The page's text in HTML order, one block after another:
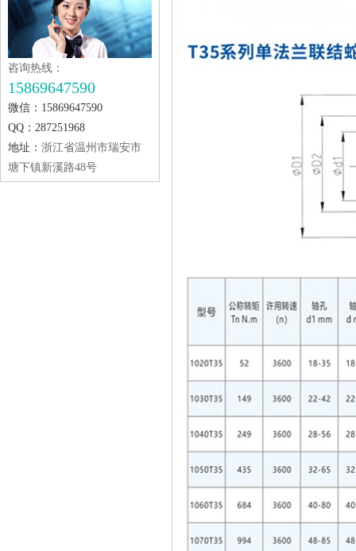
咨询热线：
15869647590
微信：15869647590
QQ：287251968
地址： 浙江省温州市瑞安市
塘下镇新溪路48号